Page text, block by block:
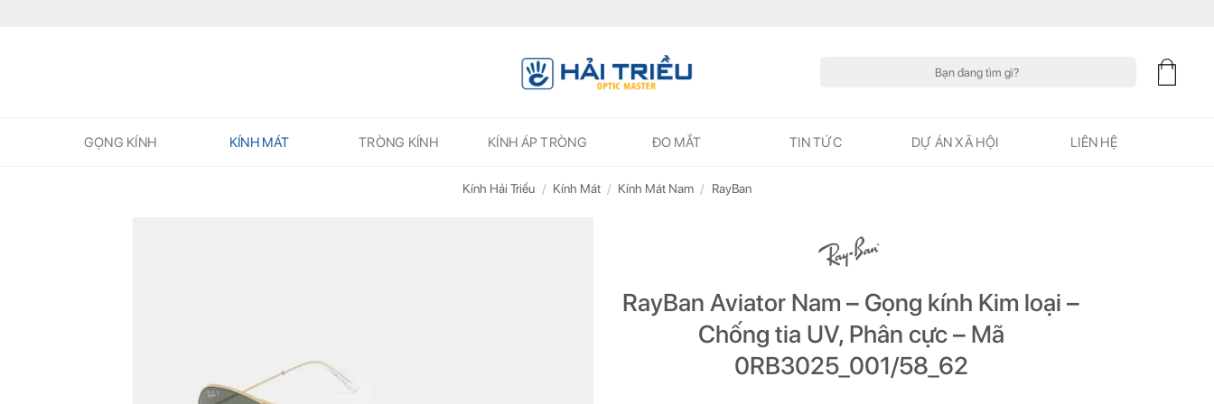
GỌNG KÍNH KÍNH MÁT TRÒNG KÍNH KÍNH ÁP TRÒNG ĐO MẮT TIN TỨC DỰ ÁN XÃ HỘI LIÊN HỆ
Kính Hải Triều / Kính Mát / Kính Mát Nam / RayBan
RayBan Aviator Nam – Gọng kính Kim loại –
Chống tia UV, Phân cực – Mã
0RB3025_001/58_62